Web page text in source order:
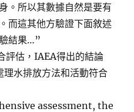
。所以其數據自然是要有
而這其他方驗證下面敘述
結果…”
評估，IAEA得出的結論
理水排放方法和活動符合
assessment, the